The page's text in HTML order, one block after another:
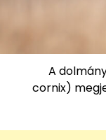
A
cornix)